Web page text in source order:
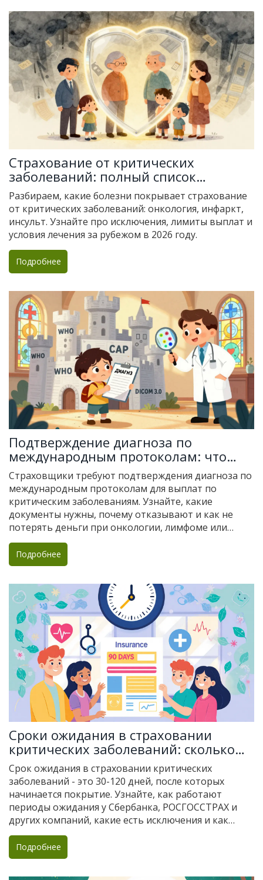
Страхование от критических
заболеваний: полный список
покрываемых болезней и условия
выплат в 2026 году
Разбираем, какие болезни покрывает страхование
от критических заболеваний: онкология, инфаркт,
инсульт. Узнайте про исключения, лимиты выплат и
условия лечения за рубежом в 2026 году.
Подробнее
Подтверждение диагноза по
международным протоколам: что
требуют страховщики при
критических заболеваниях
Страховщики требуют подтверждения диагноза по
международным протоколам для выплат по
критическим заболеваниям. Узнайте, какие
документы нужны, почему отказывают и как не
потерять деньги при онкологии, лимфоме или
лейкозе.
Подробнее
Сроки ожидания в страховании
критических заболеваний: сколько
ждать и когда выплатят
Срок ожидания в страховании критических
заболеваний - это 30-120 дней, после которых
начинается покрытие. Узнайте, как работают
периоды ожидания у Сбербанка, РОСГОССТРАХ и
других компаний, какие есть исключения и как
избежать отказа в выплате.
Подробнее